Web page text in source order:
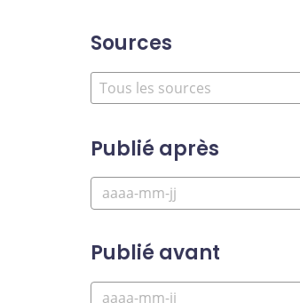
Sources
Publié après
Publié avant